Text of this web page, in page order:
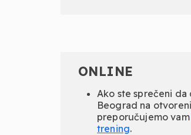
ONLINE
Ako ste sprečeni da
Beograd na
preporučujemo vam
trening.